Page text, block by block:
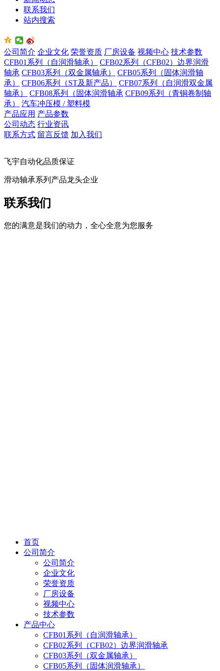
联系我们
站内搜索
公司简介 企业文化 荣誉资质 厂房设备 视频中心 技术参数
CFB01系列（自润滑轴承）
CFB02系列（CFB02）边界润滑
轴承 CFB03系列（双金属轴承）
CFB05系列（固体润滑轴
承）
CFB06系列（ST及新产品）
CFB07系列（自润滑双金属
轴承）
CFB08系列（固体润滑轴承 CFB09系列（青铜卷制轴
承）
汽车冲压模 / 塑料模
产品应用 产品参数
公司动态 行业资讯
联系方式 留言反馈 加入我们
飞宇自动化品质保证
滑动轴承系列产品龙头企业
联系我们
您的满意是我们的动力，全心全意为您服务
首页
公司简介
公司简介
企业文化
荣誉资质
厂房设备
视频中心
技术参数
产品中心
CFB01系列（自润滑轴承）
CFB02系列（CFB02）边界润滑轴承
CFB03系列（双金属轴承）
CFB05系列（固体润滑轴承）